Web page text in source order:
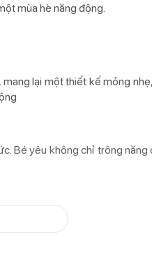
mùa hè năng động.
lại một thiết kế mỏng
Bé yêu không chỉ trông